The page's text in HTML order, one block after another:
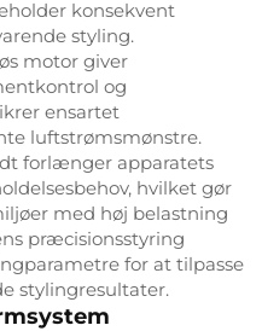
konsekvent
styling.
motor giver
og
ensartet
luftstrømsmønstre.
forlænger apparatets
hvilket gør
med høj belastning
præcisionsstyring
for at tilpasse
stylingresultater.